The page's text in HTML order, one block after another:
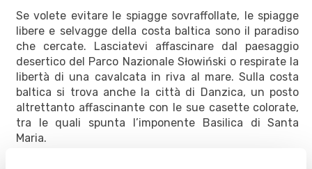
Se volete evitare le spiagge sovraffollate, le spiagge
libere e selvagge della costa baltica sono il paradiso
che cercate. Lasciatevi affascinare dal paesaggio
desertico del Parco Nazionale Słowiński o respirate la
libertà di una cavalcata in riva al mare. Sulla costa
baltica si trova anche la città di Danzica, un posto
altrettanto affascinante con le sue casette colorate,
tra le quali spunta l’imponente Basilica di Santa
Maria.